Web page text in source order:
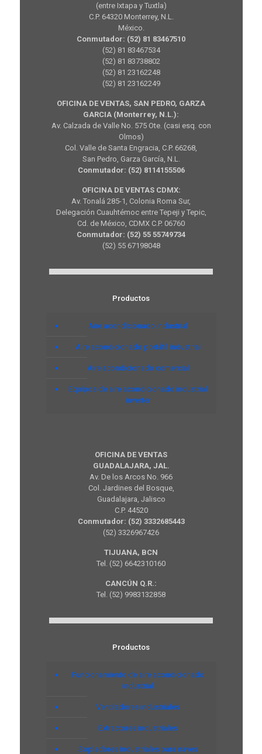
(entre Ixtapa y Tuxtla)
C.P. 64320 Monterrey, N.L.
México.
Conmutador: (52) 81 83467510
(52) 81 83467534
(52) 81 83738802
(52) 81 23162248
(52) 81 23162249
OFICINA DE VENTAS, SAN PEDRO, GARZA
GARCIA (Monterrey, N.L.):
Av. Calzada de Valle No. 575 Ote. (casi esq. con
Olmos)
Col. Valle de Santa Engracia, C.P. 66268,
San Pedro, Garza García, N.L.
Conmutador: (52) 8114155506
OFICINA DE VENTAS CDMX:
Av. Tonalá 285-1, Colonia Roma Sur,
Delegación Cuauhtémoc entre Tepeji y Tepic,
Cd. de México, CDMX C.P. 06760
Conmutador: (52) 55 55749734
(52) 55 67198048
Productos
Aire acondicionado industrial
Aire acondicionado portátil industrial
Aire acondicionado comercial
Equipos de aire acondicionado industrial
inverter
OFICINA DE VENTAS
GUADALAJARA, JAL.
Av. De los Arcos No. 966
Col. Jardines del Bosque,
Guadalajara, Jalisco
C.P. 44520
Conmutador: (52) 3332685443
(52) 3326967426
TIJUANA, BCN
Tel. (52) 6642310160
CANCÚN Q.R.:
Tel. (52) 9983132858
Productos
Funcionamiento de aire acondicionado
industrial
Ventiladores industriales
Extractores industriales
Sopladores industriales para naves